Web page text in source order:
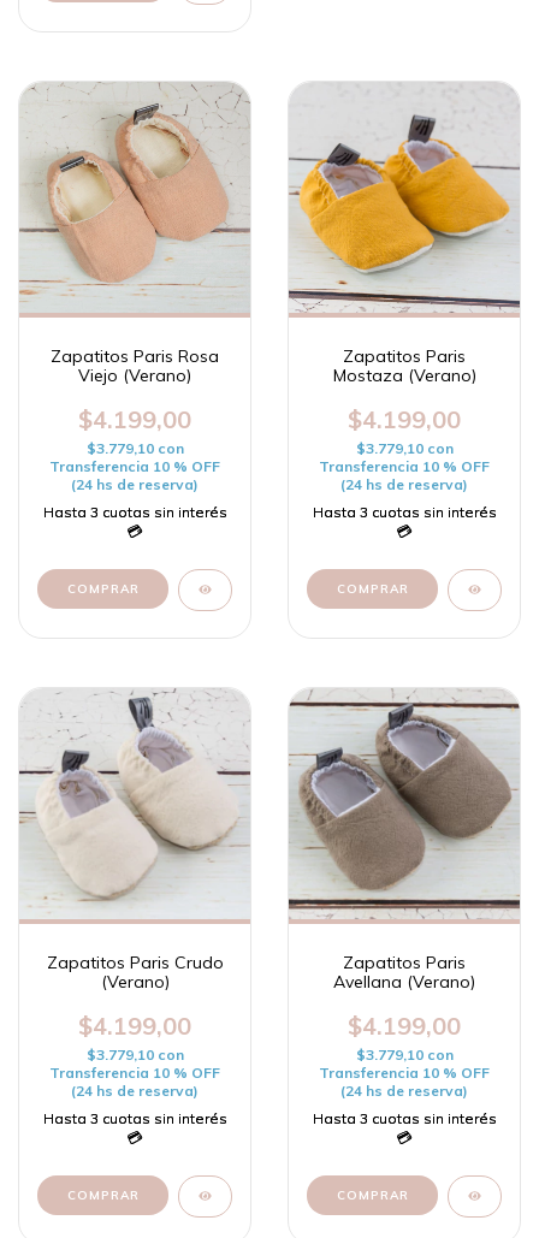
Zapatitos Paris Rosa
Viejo (Verano)
$4.199,00
$3.779,10 con
Transferencia 10 % OFF
(24 hs de reserva)
COMPRAR
Zapatitos Paris
Mostaza (Verano)
$4.199,00
$3.779,10 con
Transferencia 10 % OFF
(24 hs de reserva)
COMPRAR
Zapatitos Paris Crudo
(Verano)
$4.199,00
$3.779,10 con
Transferencia 10 % OFF
(24 hs de reserva)
COMPRAR
Zapatitos Paris
Avellana (Verano)
$4.199,00
$3.779,10 con
Transferencia 10 % OFF
(24 hs de reserva)
COMPRAR